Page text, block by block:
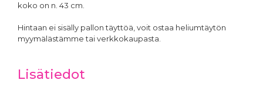
koko on n. 43 cm.
Hintaan ei sisälly pallon täyttöä, voit ostaa heliumtäytön
myymälästämme tai verkkokaupasta.
Lisätiedot